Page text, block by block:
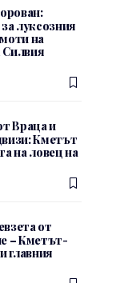
луксозния
на
Силвия
Враца и
Кметът
на ловец на
от
– Кметът-
главния